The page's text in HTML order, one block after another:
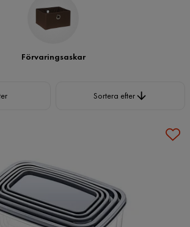
Förvaringsaskar
Sortera efter